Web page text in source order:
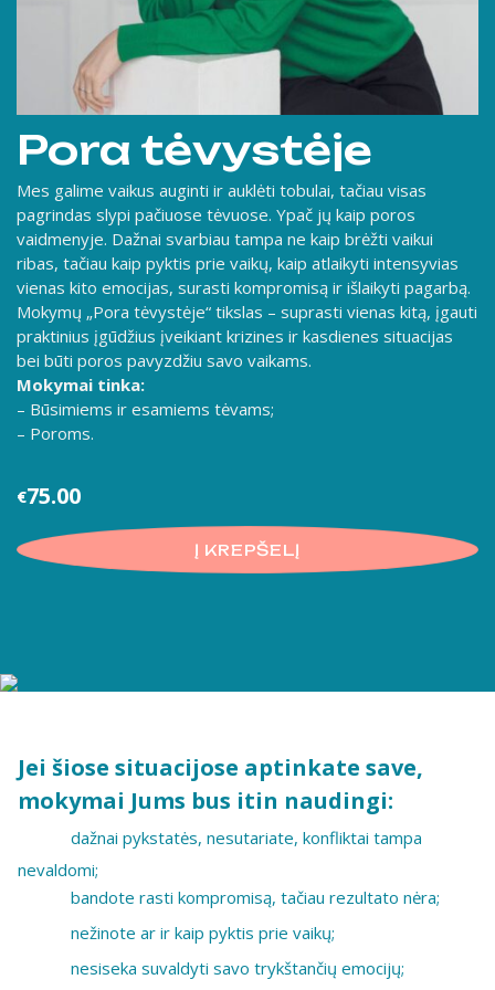
Pora tėvystėje
Mes galime vaikus auginti ir auklėti tobulai, tačiau visas
pagrindas slypi pačiuose tėvuose. Ypač jų kaip poros
vaidmenyje. Dažnai svarbiau tampa ne kaip brėžti vaikui
ribas, tačiau kaip pyktis prie vaikų, kaip atlaikyti intensyvias
vienas kito emocijas, surasti kompromisą ir išlaikyti pagarbą.
Mokymų „Pora tėvystėje“ tikslas – suprasti vienas kitą, įgauti
praktinius įgūdžius įveikiant krizines ir kasdienes situacijas
bei būti poros pavyzdžiu savo vaikams.
Mokymai tinka:
– Būsimiems ir esamiems tėvams;
– Poroms.
€75.00
Į KREPŠELĮ
Jei šiose situacijose aptinkate save,
mokymai Jums bus itin naudingi:
dažnai pykstatės, nesutariate, konfliktai tampa
nevaldomi;
bandote rasti kompromisą, tačiau rezultato nėra;
nežinote ar ir kaip pyktis prie vaikų;
nesiseka suvaldyti savo trykštančių emocijų;